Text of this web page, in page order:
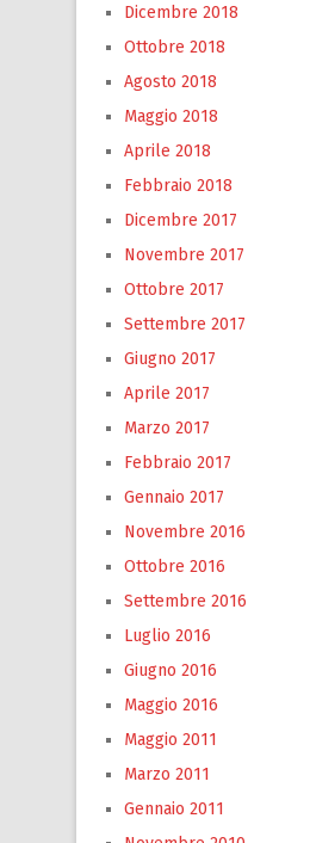
Dicembre 2018
Ottobre 2018
Agosto 2018
Maggio 2018
Aprile 2018
Febbraio 2018
Dicembre 2017
Novembre 2017
Ottobre 2017
Settembre 2017
Giugno 2017
Aprile 2017
Marzo 2017
Febbraio 2017
Gennaio 2017
Novembre 2016
Ottobre 2016
Settembre 2016
Luglio 2016
Giugno 2016
Maggio 2016
Maggio 2011
Marzo 2011
Gennaio 2011